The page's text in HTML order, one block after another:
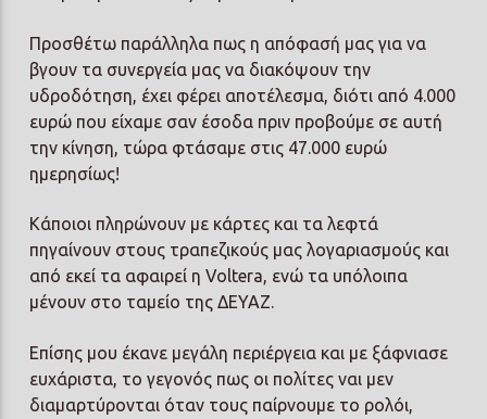
Προσθέτω παράλληλα πως η απόφασή μας για να
βγουν τα συνεργεία μας να διακόψουν την
υδροδότηση, έχει φέρει αποτέλεσμα, διότι από 4.000
ευρώ που είχαμε σαν έσοδα πριν προβούμε σε αυτή
την κίνηση, τώρα φτάσαμε στις 47.000 ευρώ
ημερησίως!
Κάποιοι πληρώνουν με κάρτες και τα λεφτά
πηγαίνουν στους τραπεζικούς μας λογαριασμούς και
από εκεί τα αφαιρεί η Voltera, ενώ τα υπόλοιπα
μένουν στο ταμείο της ΔΕΥΑΖ.
Επίσης μου έκανε μεγάλη περιέργεια και με ξάφνιασε
ευχάριστα, το γεγονός πως οι πολίτες ναι μεν
διαμαρτύρονται όταν τους παίρνουμε το ρολόι,